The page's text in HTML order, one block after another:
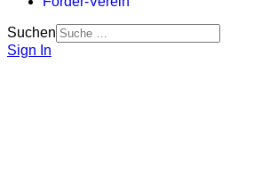
Suchen
Sign In